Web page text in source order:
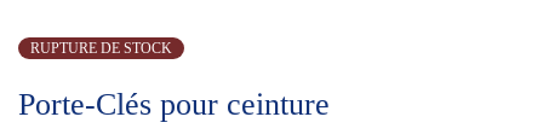
RUPTURE DE STOCK
Porte-Clés pour ceinture